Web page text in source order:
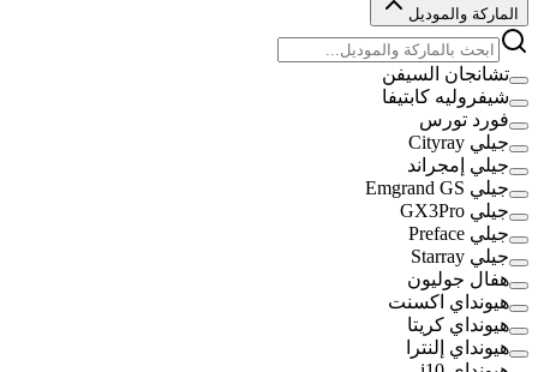
الماركة والموديل
تشانجان السيفن
شيفروليه كابتيفا
فورد تورس
جيلي Cityray
جيلي إمجراند
جيلي Emgrand GS
جيلي GX3Pro
جيلي Preface
جيلي Starray
هفال جوليون
هيونداي اكسنت
هيونداي كريتا
هيونداي إلنترا